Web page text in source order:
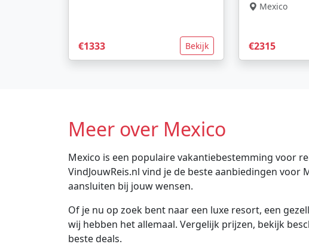
€1333 Bekijk
Mexico
€2315
Meer over Mexico
Mexico is een populaire vakantiebestemming voor
VindJouwReis.nl vind je de beste aanbiedingen
aansluiten bij jouw wensen.
Of je nu op zoek bent naar een luxe resort, een
wij hebben het allemaal. Vergelijk prijzen, bekijk
beste deals.